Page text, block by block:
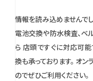
情報を読み込めませんでし
電池交換や防水検査、ベ
ら 店頭ですぐに対応可能
換も承っております。 オン
のでぜひご利用ください。